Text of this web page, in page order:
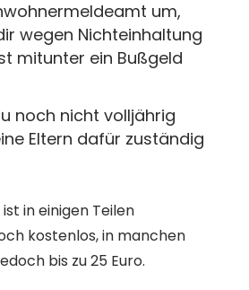
um,
wegen Nichteinhaltung
mitunter ein Bußgeld
noch nicht volljährig
Eltern dafür zuständig
in einigen Teilen
kostenlos, in manchen
bis zu 25 Euro.